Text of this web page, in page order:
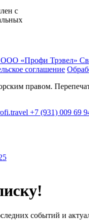
с
«Профи Трэвeл»
соглашение
правом.
+7 (931) 009 69
событий и